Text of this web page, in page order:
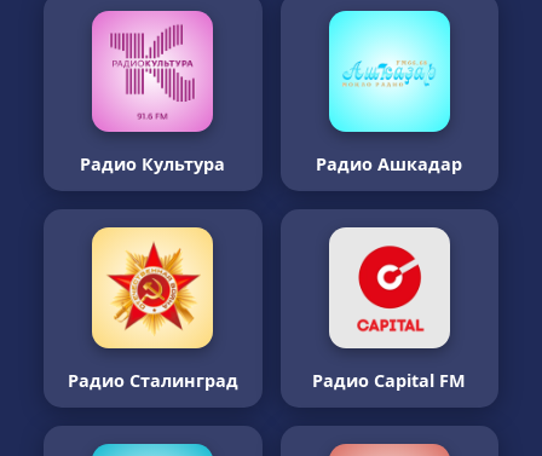
Радио Культура Радио Ашкадар
Радио Сталинград Радио Capital FM